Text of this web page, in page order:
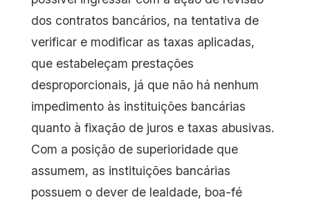
dos contratos bancários, na tentativa de
verificar e modificar as taxas aplicadas,
que estabeleçam prestações
desproporcionais, já que não há nenhum
impedimento às instituições bancárias
quanto à fixação de juros e taxas abusivas.
Com a posição de superioridade que
assumem, as instituições bancárias
possuem o dever de lealdade, boa-fé